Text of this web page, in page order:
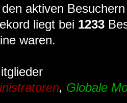
aktiven
liegt bei 1233
waren.
, Globale